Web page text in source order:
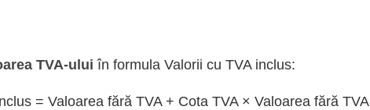
TVA-ului în formula Valorii cu TVA inclus:
= Valoarea fără TVA + Cota TVA × Valoarea fără TVA